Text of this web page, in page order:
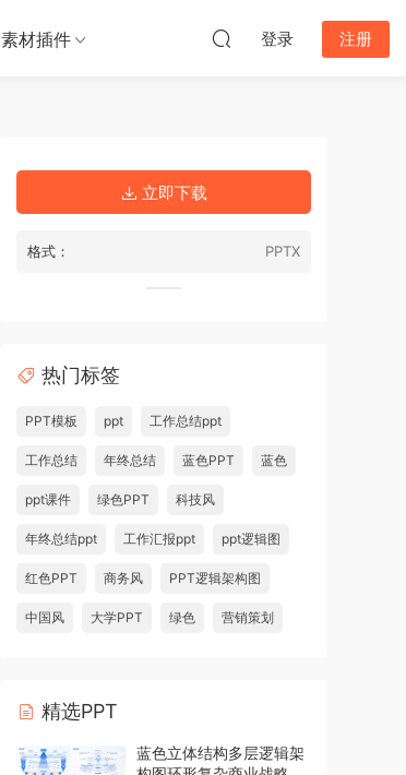
素材插件 登录 注册
立即下载
格式： PPTX
热门标签
PPT模板 ppt 工作总结ppt
工作总结 年终总结 蓝色PPT 蓝色
ppt课件 绿色PPT 科技风
年终总结ppt 工作汇报ppt ppt逻辑图
红色PPT 商务风 PPT逻辑架构图
中国风 大学PPT 绿色 营销策划
精选PPT
蓝色立体结构多层逻辑架